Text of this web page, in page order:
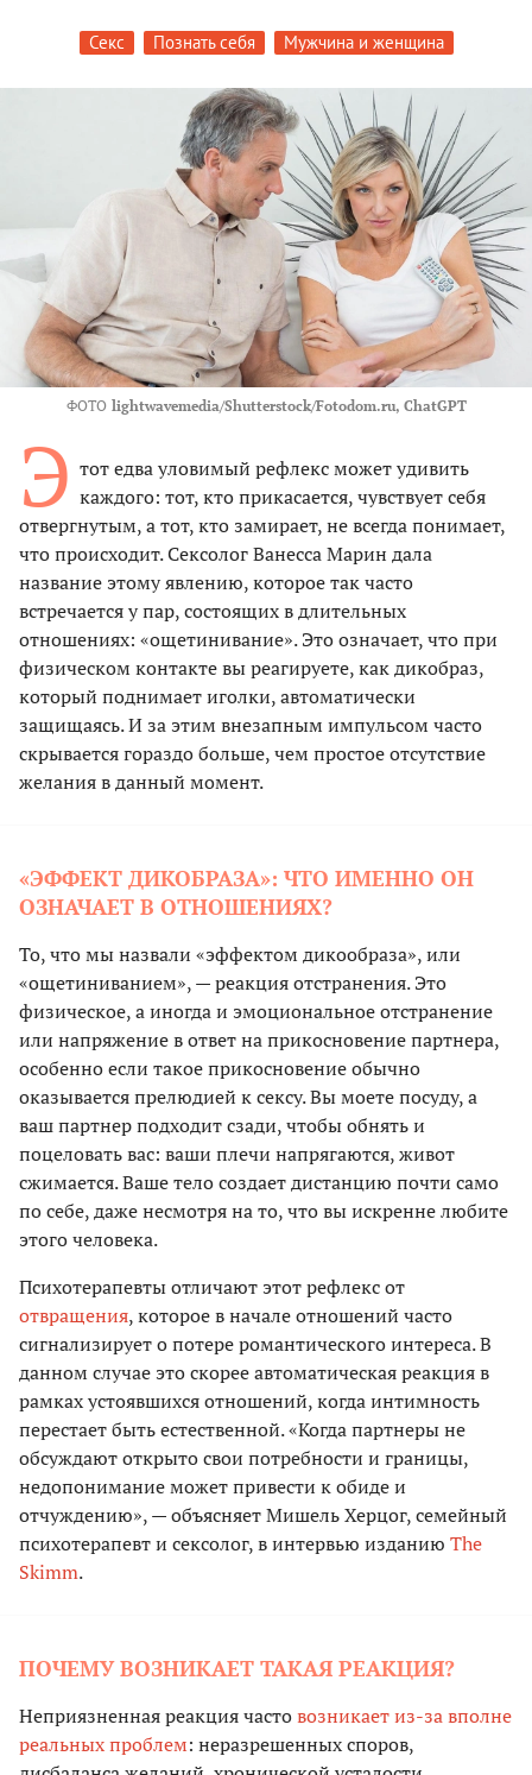
Секс Познать себя Мужчина и женщина
ФОТО lightwavemedia/Shutterstock/Fotodom.ru, ChatGPT
Э тот едва уловимый рефлекс может удивить
каждого: тот, кто прикасается, чувствует себя
отвергнутым, а тот, кто замирает, не всегда понимает,
что происходит. Сексолог Ванесса Марин дала
название этому явлению, которое так часто
встречается у пар, состоящих в длительных
отношениях: «ощетинивание». Это означает, что при
физическом контакте вы реагируете, как дикобраз,
который поднимает иголки, автоматически
защищаясь. И за этим внезапным импульсом часто
скрывается гораздо больше, чем простое отсутствие
желания в данный момент.
«ЭФФЕКТ ДИКОБРАЗА»: ЧТО ИМЕННО ОН
ОЗНАЧАЕТ В ОТНОШЕНИЯХ?
То, что мы назвали «эффектом дикообраза», или
«ощетиниванием», — реакция отстранения. Это
физическое, а иногда и эмоциональное отстранение
или напряжение в ответ на прикосновение партнера,
особенно если такое прикосновение обычно
оказывается прелюдией к сексу. Вы моете посуду, а
ваш партнер подходит сзади, чтобы обнять и
поцеловать вас: ваши плечи напрягаются, живот
сжимается. Ваше тело создает дистанцию почти само
по себе, даже несмотря на то, что вы искренне любите
этого человека.
Психотерапевты отличают этот рефлекс от
отвращения, которое в начале отношений часто
сигнализирует о потере романтического интереса. В
данном случае это скорее автоматическая реакция в
рамках устоявшихся отношений, когда интимность
перестает быть естественной. «Когда партнеры не
обсуждают открыто свои потребности и границы,
недопонимание может привести к обиде и
отчуждению», — объясняет Мишель Херцог, семейный
психотерапевт и сексолог, в интервью изданию The
Skimm.
ПОЧЕМУ ВОЗНИКАЕТ ТАКАЯ РЕАКЦИЯ?
Неприязненная реакция частовозникает из-за вполне
реальных проблем: неразрешенных споров,